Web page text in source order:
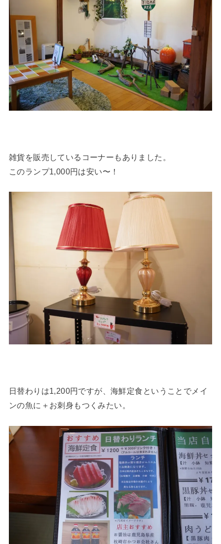
雑貨を販売しているコーナーもありました。
このランプ1,000円は安い〜！
日替わりは1,200円ですが、海鮮定食ということでメイ
ンの魚に＋お刺身もつくみたい。